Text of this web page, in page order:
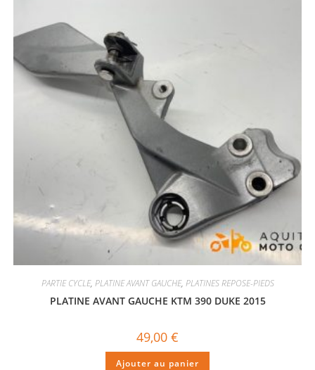
PARTIE CYCLE, PLATINE AVANT GAUCHE, PLATINES REPOSE-PIEDS
PLATINE AVANT GAUCHE KTM 390 DUKE 2015
49,00 €
Ajouter au panier